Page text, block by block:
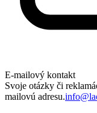
E-mailový kontakt
Svoje otázky či
mailovú adresu.